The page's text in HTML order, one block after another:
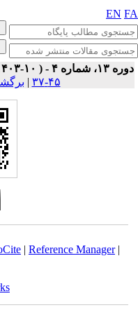
EN
۱۳، شماره ۴ - ( ۱۰-۱۴۰۳ )
۴۵-۳۷
|
|Reference Manager